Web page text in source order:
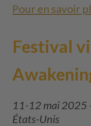
Pour en savoir
Festival
11-12 mai 2025
États-Unis